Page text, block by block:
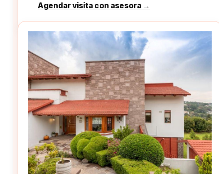
Agendar visita con asesora →